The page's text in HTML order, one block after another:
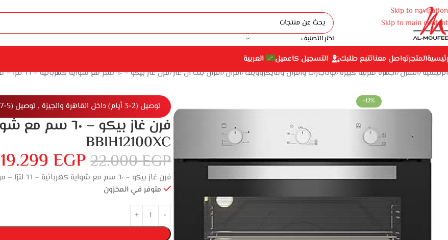
Skip to navigation
Skip to main content
اختر التصنيف
المتجرتواصل معناتتبع طلبك التسجيل كاعميل
العربية
الرئيسية المنزل أجهزة منزلية كبيرة بوتاجازات وأفران ومايكروويف أفران أفران بلت ان غاز فرن غاز بيكو – ٦٠ سم مع شواية كهربائية – ٦٦ لترًا – مروحة تبريد – BBIH12100XC
-12% توصيل (2-3 أيام) داخل القاهرة والجيزة , توصيل (5-7أيام) خارج القاهرة والجيزة
BBIH12100XC
22.000EGP
19.299EGP
فرن غاز بيكو – ٦٠ سم مع شواية كهربائية – ٦٦ لترًا – مروحة تبريد – BBIH12100XC
متوفر في المخزون